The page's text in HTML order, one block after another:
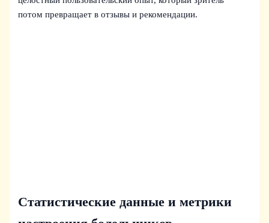
потом превращает в отзывы и рекомендации.
Статистические данные и метрики